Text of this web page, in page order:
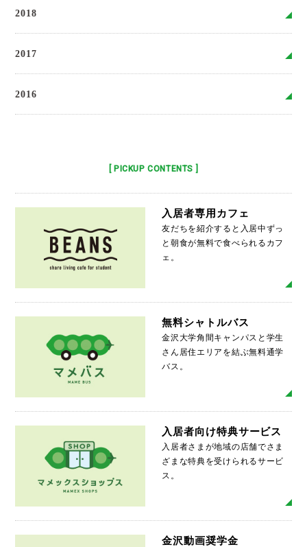
2018
2017
2016
[ PICKUP CONTENTS ]
入居者専用カフェ
友だちを紹介すると入居中ずっ
と朝食が無料で食べられるカフ
ェ。
無料シャトルバス
金沢大学角間キャンパスと学生
さん居住エリアを結ぶ無料通学
バス。
入居者向け特典サービス
入居者さまが地域の店舗でさま
ざまな特典を受けられるサービ
ス。
金沢動画奨学金